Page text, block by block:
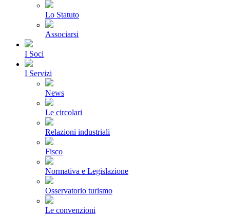
Lo Statuto
Associarsi
I Soci
I Servizi
News
Le circolari
Relazioni industriali
Fisco
Normativa e Legislazione
Osservatorio turismo
Le convenzioni